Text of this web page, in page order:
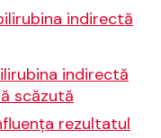
indirectă
indirectă
scăzută
rezultatul